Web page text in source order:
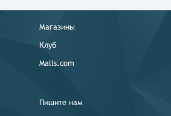
Магазины
Клуб
Malls.com
Пишите нам